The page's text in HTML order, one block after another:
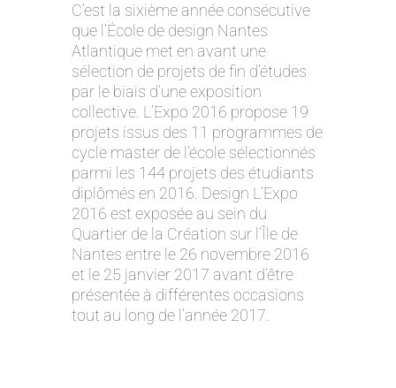
C’est la sixième année consécutive
que l’École de design Nantes
Atlantique met en avant une
sélection de projets de fin d’études
par le biais d’une exposition
collective. L’Expo 2016 propose 19
projets issus des 11 programmes de
cycle master de l’école sélectionnés
parmi les 144 projets des étudiants
diplômés en 2016. Design L’Expo
2016 est exposée au sein du
Quartier de la Création sur l’Île de
Nantes entre le 26 novembre 2016
et le 25 janvier 2017 avant d’être
présentée à différentes occasions
tout au long de l’année 2017.